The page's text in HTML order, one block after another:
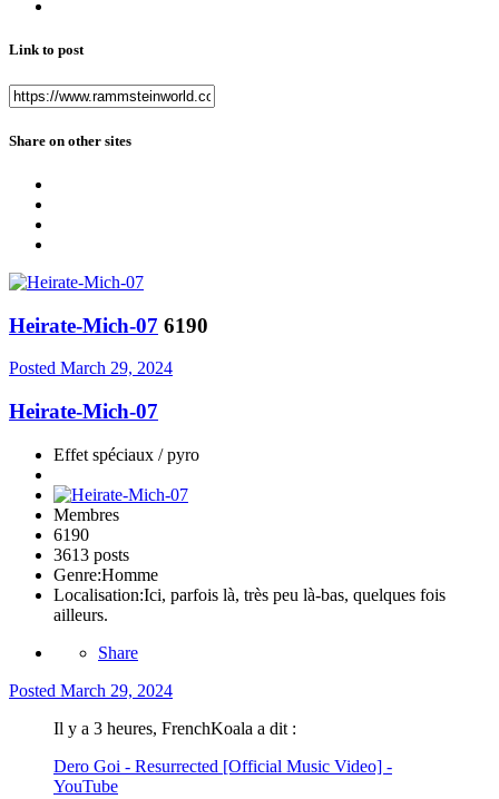
Link to post
Share on other sites
Heirate-Mich-07 6190
Posted March 29, 2024
Heirate-Mich-07
Effet spéciaux / pyro
Membres
6190
3613 posts
Genre:Homme
Localisation:Ici, parfois là, très peu là-bas, quelques fois
ailleurs.
Share
Posted March 29, 2024
Il y a 3 heures, FrenchKoala a dit :
Dero Goi - Resurrected [Official Music Video] -
YouTube